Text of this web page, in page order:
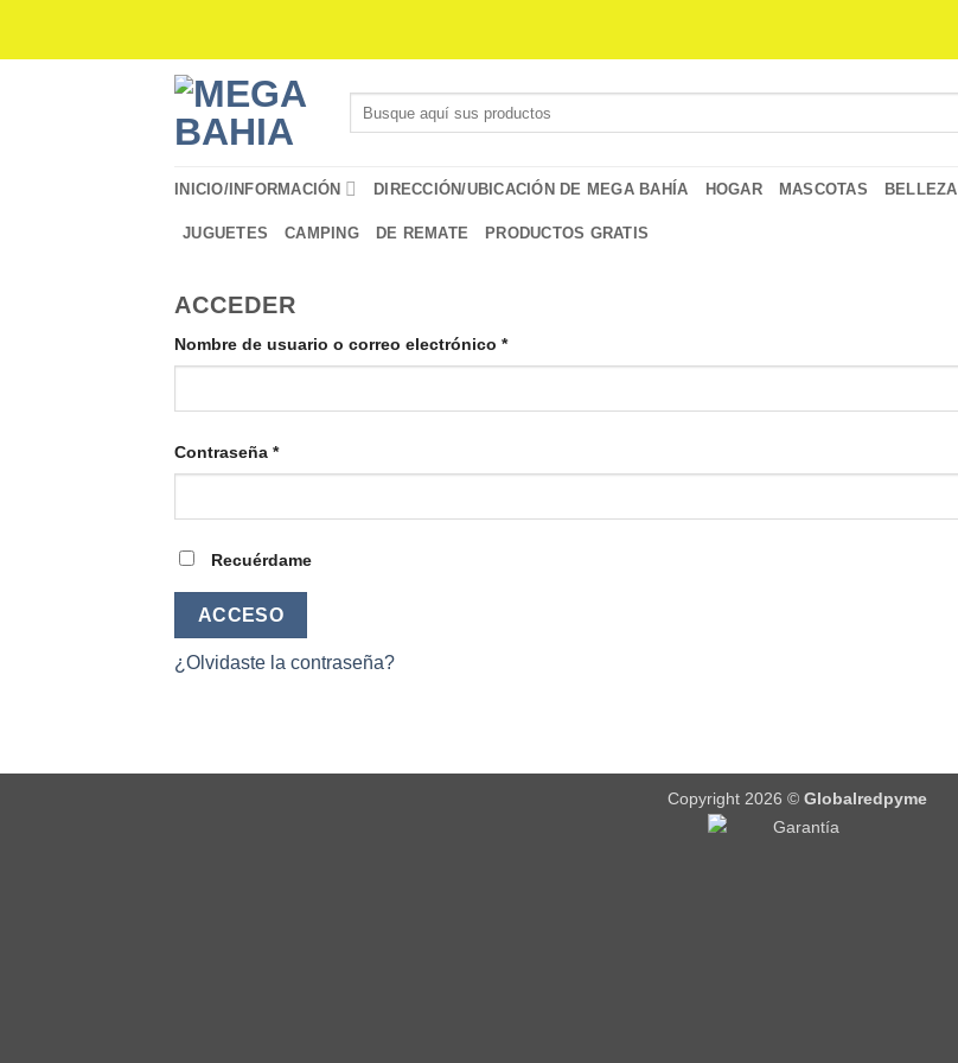
INICIO/INFORMACIÓN DIRECCIÓN/UBICACIÓN DE MEGA BAHÍA HOGAR MASCOTAS BELLEZA
JUGUETES CAMPING DE REMATE PRODUCTOS GRATIS
ACCEDER
Nombre de usuario o correo electrónico *Obligatorio
Contraseña *Obligatorio
Recuérdame
ACCESO
¿Olvidaste la contraseña?
Copyright 2026 © Globalredpyme